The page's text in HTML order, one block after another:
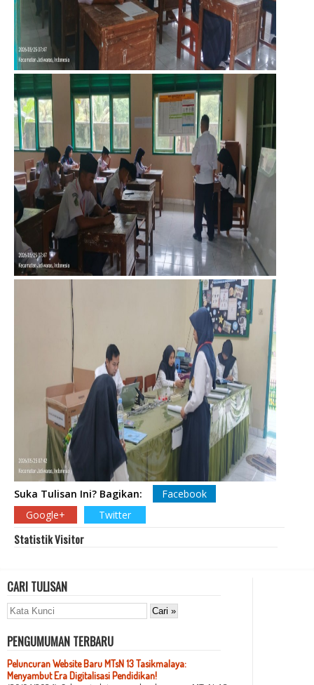
Suka Tulisan Ini? Bagikan:
Facebook
Google+
Twitter
Statistik Visitor
CARI TULISAN
PENGUMUMAN TERBARU
Peluncuran Website Baru MTsN 13 Tasikmalaya:
Menyambut Era Digitalisasi Pendidikan!